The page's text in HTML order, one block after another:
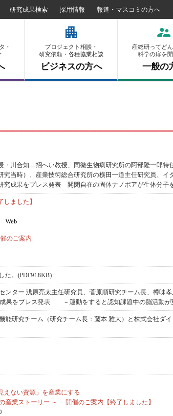
研究成果検索 採用情報 報道・マスコミの方へ
・
プロジェクト相談・
研究依頼・各種協業相談
ビジネスの方へ
産総研ってど
科学の扉を開
一般の
・川合知二招へい教授、同微生物病研究所の阿部隆一郎
当時）、産業技術総合研究所の横田一道主任研究員、イ
究成果をプレス発表―開閉自在の固体ナノポアが生体分子
しました】
Web
のご案内
た。(PDF918KB)
ンター 浅原亮太主任研究員、菅原順研究チーム長、樽味
成果をプレス発表 －運動をすると認知課題中の脳活動が
能研究チーム（研究チーム長：藤本 雅大）と株式会社ダ
えない資源」を産業にする
産業ストーリー ～ 開催のご案内【終了しました】